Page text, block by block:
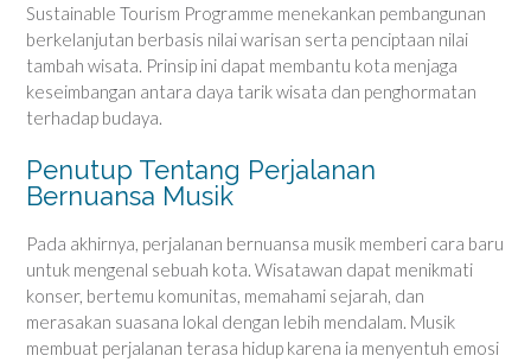
Sustainable Tourism Programme menekankan pembangunan
berkelanjutan berbasis nilai warisan serta penciptaan nilai
tambah wisata. Prinsip ini dapat membantu kota menjaga
keseimbangan antara daya tarik wisata dan penghormatan
terhadap budaya.
Penutup Tentang Perjalanan
Bernuansa Musik
Pada akhirnya, perjalanan bernuansa musik memberi cara baru
untuk mengenal sebuah kota. Wisatawan dapat menikmati
konser, bertemu komunitas, memahami sejarah, dan
merasakan suasana lokal dengan lebih mendalam. Musik
membuat perjalanan terasa hidup karena ia menyentuh emosi